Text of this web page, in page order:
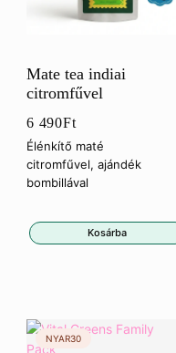
Mate tea indiai
citromfűvel
6 490Ft
Élénkítő maté
citromfűvel, ajándék
bombillával
Kosárba